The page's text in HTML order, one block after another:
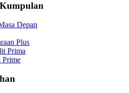
Depan
Plus
Prima
Prime